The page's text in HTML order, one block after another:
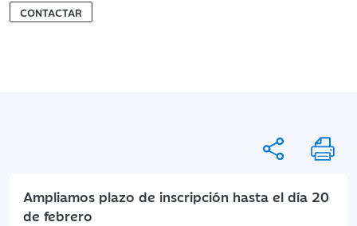
CONTACTAR
Ampliamos plazo de inscripción hasta el día 20
de febrero